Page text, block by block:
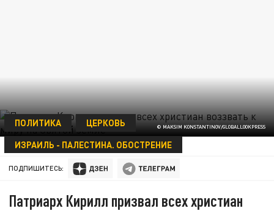
© MAKSIM KONSTANTINOV/GLOBALLOOKPRESS
ПОЛИТИКА
ЦЕРКОВЬ
ИЗРАИЛЬ - ПАЛЕСТИНА. ОБОСТРЕНИЕ
01 НОЯБРЯ 15:12
ПОДПИШИТЕСЬ:
Патриарх Кирилл призвал всех христиан